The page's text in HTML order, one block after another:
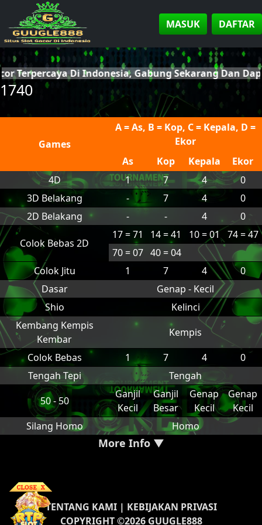
MASUK DAFTAR
Terpercaya Di Indonesia, Gabung Sekarang Dan
1740
Games
A = As, B = Kop, C = Kepala, D =
Ekor
As
Kop Kepala
Ekor
4D
1 7 4
0
3D Belakang
- 7 4
0
2D Belakang
- - 4 0
Colok Bebas 2D
17 = 71 14 = 41 10 = 01
74 = 47
70 = 07 40 = 04
Colok Jitu
1 7 4
0
Dasar
Genap - Kecil
Shio
Kelinci
Kembang Kempis
Kembar
Kempis
Colok Bebas
1 7 4
0
Tengah Tepi
Tengah
50 - 50
Ganjil
Kecil
Ganjil
Besar
Genap
Kecil
Genap
Kecil
Silang Homo
Homo
More Info ▼
TENTANG KAMI| KEBIJAKAN PRIVASI
COPYRIGHT ©2026 GUUGLE888